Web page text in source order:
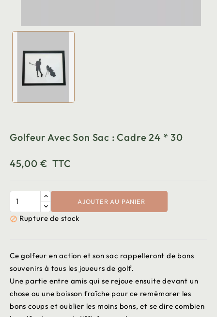
Golfeur Avec Son Sac : Cadre 24 * 30
45,00 € TTC
AJOUTER AU PANIER
 Rupture de stock
Ce golfeur en action et son sac rappelleront de bons
souvenirs à tous les joueurs de golf.
Une partie entre amis qui se rejoue ensuite devant un
chose ou une boisson fraîche pour ce remémorer les
bons coups et oublier les moins bons, et se dire combien